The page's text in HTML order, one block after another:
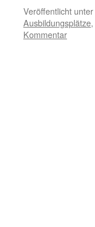
Veröffentlicht unter
Ausbildungsplätze,
Kommentar